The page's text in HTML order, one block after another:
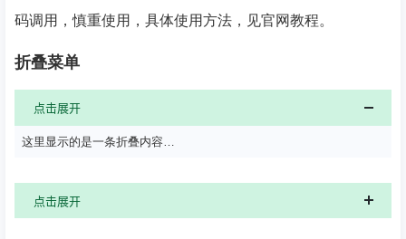
码调用，慎重使用，具体使用方法，见官网教程。
折叠菜单
点击展开
这里显示的是一条折叠内容…
点击展开